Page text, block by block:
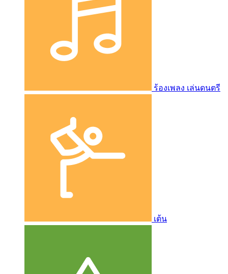
ร้องเพลง เล่นดนตรี
เต้น